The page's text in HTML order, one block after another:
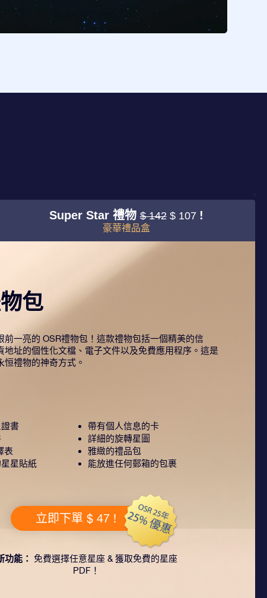
Super Star 禮物$ 142 $ 107 !
豪華禮品盒
包
前一亮的 OSR禮物包！這款禮物包括一個精美的信
地址的個性化文檔、電子文件以及免費應用程序。這是
恒禮物的神奇方式。
書
表
星貼紙
帶有個人信息的卡
詳細的旋轉星圖
雅緻的禮品包
能放進任何郵箱的包裹
立即下單 $ 47 !
功能： 免費選擇任意星座 & 獲取免費的星座
PDF！